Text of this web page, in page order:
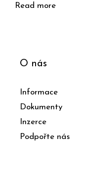
Read more
O nás
Informace
Dokumenty
Inzerce
Podpořte nás